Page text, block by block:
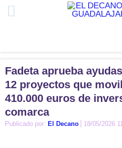
Fadeta aprueba
12 proyectos que
410.000 euros de
comarca
Publicado por: El Decano 18/05/2026